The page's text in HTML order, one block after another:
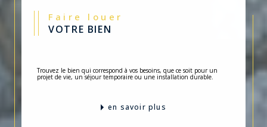
Faire louer
VOTRE BIEN
Trouvez le bien qui correspond à vos besoins, que ce soit pour un
projet de vie, un séjour temporaire ou une installation durable.
en savoir plus